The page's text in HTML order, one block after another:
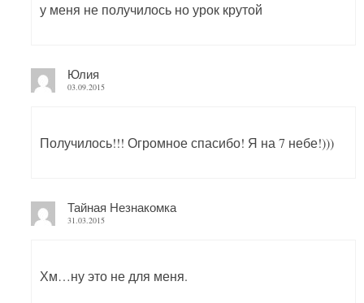
у меня не получилось но урок крутой
Юлия
03.09.2015
Получилось!!! Огромное спасибо! Я на 7 небе!)))
Тайная Незнакомка
31.03.2015
Хм…ну это не для меня.